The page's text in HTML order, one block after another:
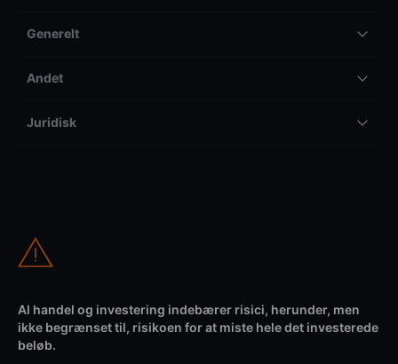
Generelt
Andet
Juridisk
Al handel og investering indebærer risici, herunder, men
ikke begrænset til, risikoen for at miste hele det investerede
beløb.